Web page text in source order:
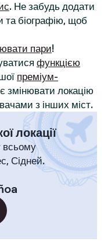
. Не забудь додати
та біографію, щоб
пари!
функцією
преміум-
змінювати локацію
з інших міст.
локації
Сідней.